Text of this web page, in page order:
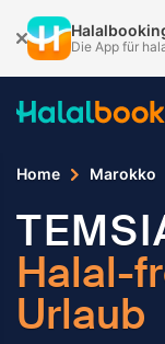
Die App für
Home Marokko
Halal-
Urlaub